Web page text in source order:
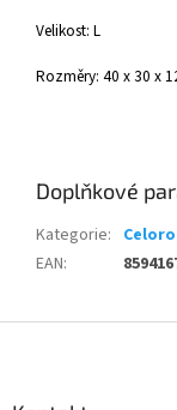
Velikost: L
Rozměry: 40 x 30 x
Doplňkové
Kategorie:
EAN: